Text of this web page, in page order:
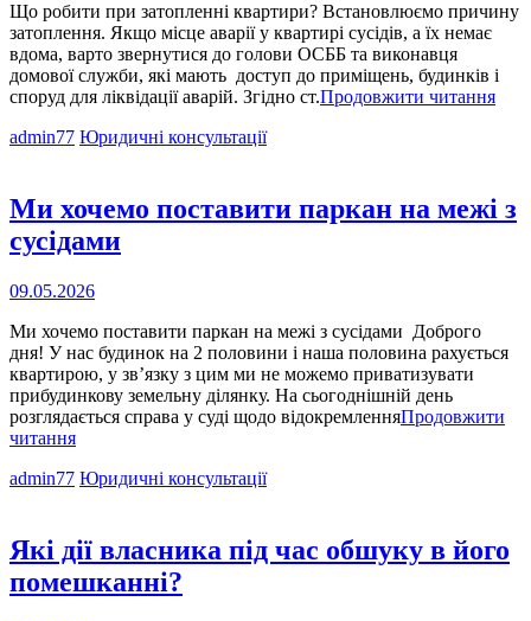
Що робити при затопленні квартири? Встановлюємо причину
затоплення. Якщо місце аварії у квартирі сусідів, а їх немає
вдома, варто звернутися до голови ОСББ та виконавця
домової служби, які мають доступ до приміщень, будинків і
споруд для ліквідації аварій. Згідно ст.Продовжити читанняЩо
admin77 Cat
Юридичні консультації
Ми хочемо поставити паркан на межі з
сусідами
Опубліковано
09.05.2026
Ми хочемо поставити паркан на межі з сусідами Доброго
дня! У нас будинок на 2 половини і наша половина рахується
квартирою, у зв’язку з цим ми не можемо приватизувати
прибудинкову земельну ділянку. На сьогоднішній день
розглядається справа у суді щодо відокремленняПродовжити
читанняМи
поставити
межі
з
сусідами
admin77 Cat
Юридичні консультації
Які дії власника під час обшуку в його
помешканні?